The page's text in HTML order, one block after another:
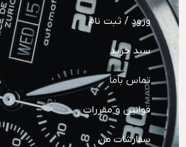
ورود / ثبت نام
سبد خرید
تماس باما
قوانین و مقررات
سفارشات من